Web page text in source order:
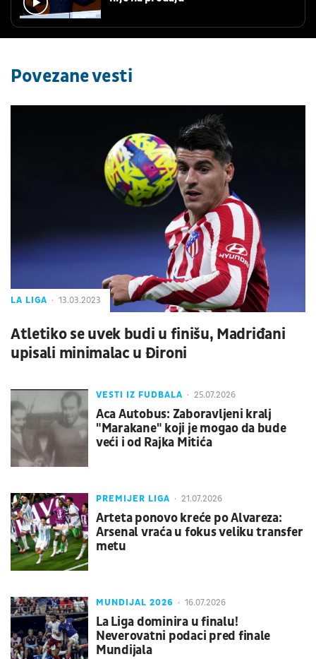
Povezane vesti
LA LIGA 13.03.2023
Atletiko se uvek budi u finišu, Madriđani
upisali minimalac u Đironi
VESTI IZ FUDBALA 25.07.2026
Aca Autobus: Zaboravljeni kralj
"Marakane" koji je mogao da bude
veći i od Rajka Mitića
PREMIJER LIGA 21.07.2026
Arteta ponovo kreće po Alvareza:
Arsenal vraća u fokus veliku transfer
metu
MUNDIJAL 2026 16.07.2026
La Liga dominira u finalu!
Neverovatni podaci pred finale
Mundijala